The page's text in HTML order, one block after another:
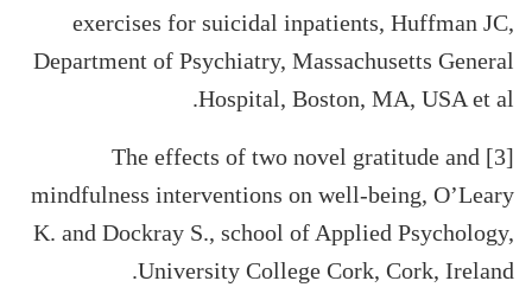
exercises for suicidal inpatients, Huffman JC,
Department of Psychiatry, Massachusetts General
Hospital, Boston, MA, USA et al.
[3] The effects of two novel gratitude and
mindfulness interventions on well-being, O’Leary
K. and Dockray S., school of Applied Psychology,
University College Cork, Cork, Ireland.